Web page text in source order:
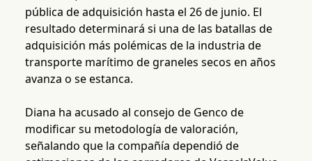
pública de adquisición hasta el 26 de junio. El
resultado determinará si una de las batallas de
adquisición más polémicas de la industria de
transporte marítimo de graneles secos en años
avanza o se estanca.
Diana ha acusado al consejo de Genco de
modificar su metodología de valoración,
señalando que la compañía dependió de